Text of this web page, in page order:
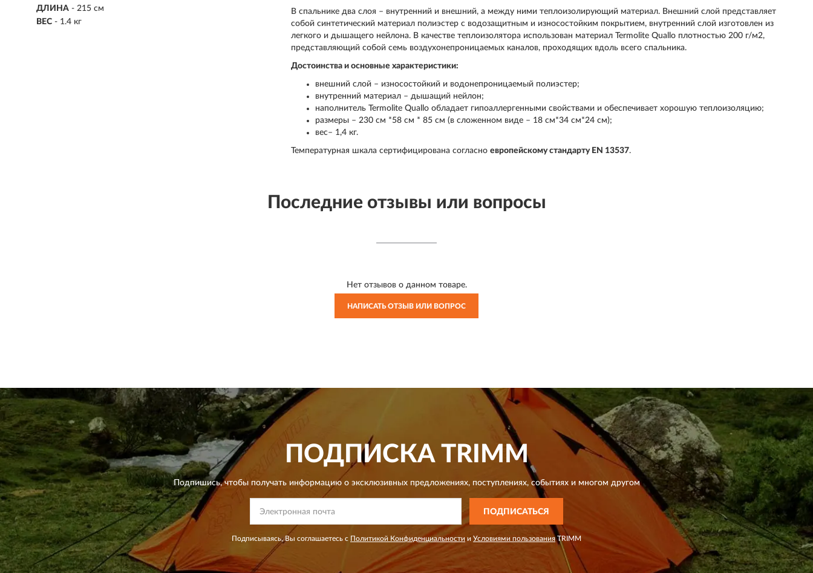
ДЛИНА - 215 см
ВЕС - 1.4 кг
В спальнике два слоя – внутренний и внешний, а между ними теплоизолирующий материал. Внешний слой представляет
собой синтетический материал полиэстер с водозащитным и износостойким покрытием, внутренний слой изготовлен из
легкого и дышащего нейлона. В качестве теплоизолятора использован материал Termolite Quallo плотностью 200 г/м2,
представляющий собой семь воздухонепроницаемых каналов, проходящих вдоль всего спальника.
Достоинства и основные характеристики:
внешний слой – износостойкий и водонепроницаемый полиэстер;
внутренний материал – дышащий нейлон;
наполнитель Termolite Quallo обладает гипоаллергенными свойствами и обеспечивает хорошую теплоизоляцию;
размеры – 230 см *58 см * 85 см (в сложенном виде – 18 см*34 см*24 см);
вес– 1,4 кг.
Температурная шкала сертифицирована согласноевропейскому стандарту EN 13537.
Последние отзывы или вопросы
Нет отзывов о данном товаре.
НАПИСАТЬ ОТЗЫВ ИЛИ ВОПРОС
ПОДПИСКАTRIMM
Подпишись, чтобы получать информацию о эксклюзивных предложениях,поступлениях, событиях и многом другом
ПОДПИСАТЬСЯ
Подписываясь, Вы соглашаетесь с Политикой Конфиденциальности и Условиями пользованияTRIMM